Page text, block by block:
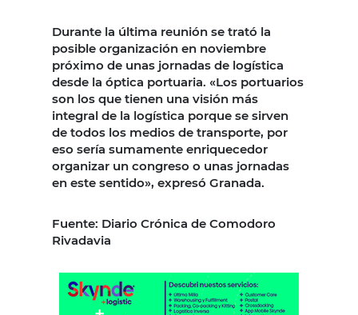
Durante la última reunión se trató la
posible organización en noviembre
próximo de unas jornadas de logística
desde la óptica portuaria. «Los portuarios
son los que tienen una visión más
integral de la logística porque se sirven
de todos los medios de transporte, por
eso sería sumamente enriquecedor
organizar un congreso o unas jornadas
en este sentido», expresó Granada.
Fuente: Diario Crónica de Comodoro
Rivadavia